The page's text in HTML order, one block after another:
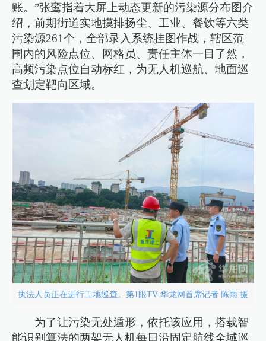
账。”张鸾指着大屏上动态更新的污染源分布图介
绍，前期街道实地摸排扬尘、工业、餐饮等六类
污染源261个，全部录入系统挂图作战，辖区范
围内的风险点位、网格员、责任主体一目了然，
高频污染点位自动标红，为无人机巡航、地面巡
查划定靶向区域。
执法人员正在进行工地巡查。第1眼TV-华龙网首席记者 陈雨 摄
为了让污染无处遁形，依托该应用，搭载智
能识别算法的两架无人机每日沿固定航线全域巡